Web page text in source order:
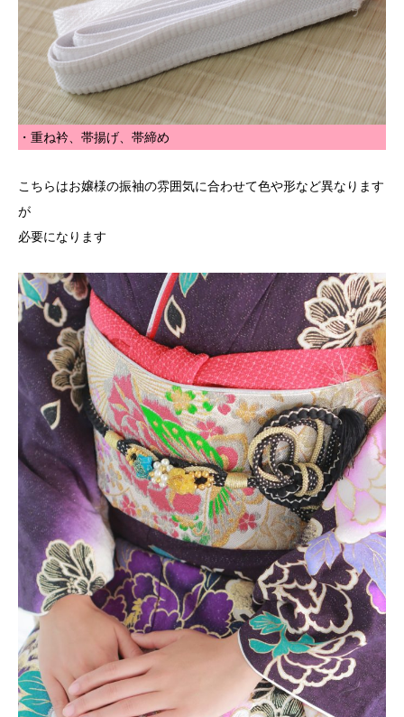
・重ね衿、帯揚げ、帯締め
こちらはお嬢様の振袖の雰囲気に合わせて色や形など異なります
が
必要になります